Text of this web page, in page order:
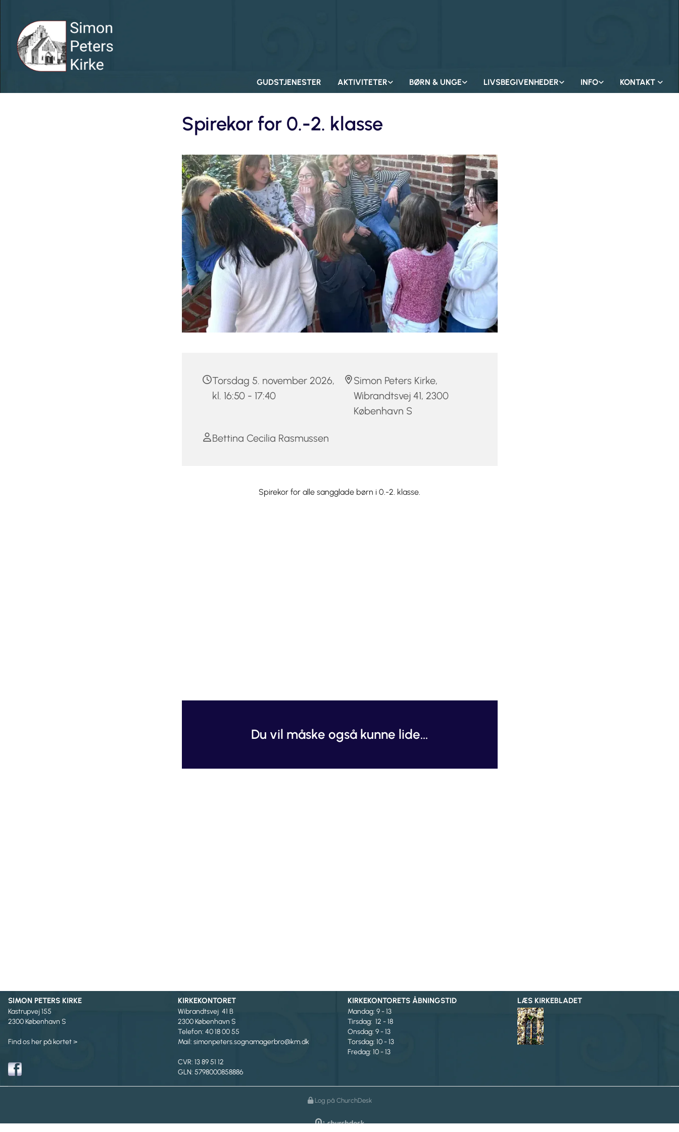
GUDSTJENESTER AKTIVITETER BØRN & UNGE LIVSBEGIVENHEDER INFO KONTAKT
Spirekor for 0.-2. klasse
Torsdag 5. november 2026,
kl. 16:50 - 17:40
Simon Peters Kirke,
Wibrandtsvej 41, 2300
København S
Bettina Cecilia Rasmussen
Spirekor for alle sangglade børn i 0.-2. klasse.
Du vil måske også kunne lide...
SIMON PETERS KIRKE
Kastrupvej 155
2300 København S
Find os her på kortet >
KIRKEKONTORET
Wibrandtsvej 41 B
2300 København S
Telefon: 40 18 00 55
Mail: simonpeters.sognamagerbro@km.dk
CVR: 13 89 51 12
GLN: 5798000858886
KIRKEKONTORETS ÅBNINGSTID
Mandag: 9 - 13
Tirsdag: 12 - 18
Onsdag: 9 - 13
Torsdag: 10 - 13
Fredag: 10 - 13
LÆS KIRKEBLADET
Log på ChurchDesk